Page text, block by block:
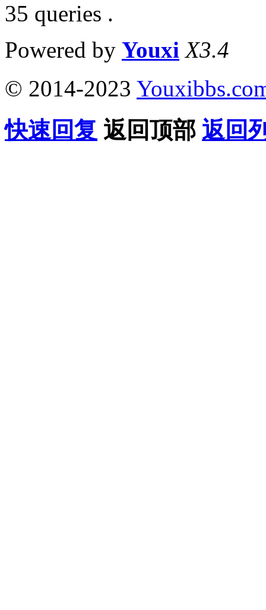
35 queries .
Powered by Youxi X3.4
© 2014-2023
快速回复 返回顶部 返回